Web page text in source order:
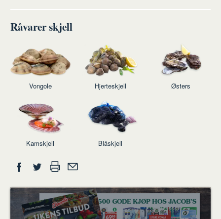
Råvarer skjell
Vongole Hjerteskjell Østers
Kamskjell Blåskjell
Del
på
Facebook
på
Twitter
ut en
venn